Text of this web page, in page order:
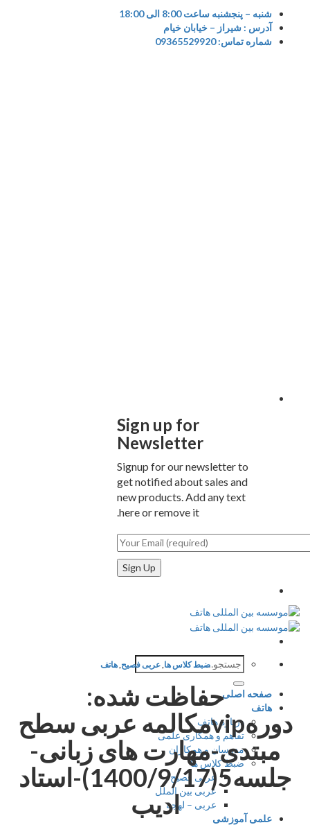
شنبه – پنجشنبه ساعت 8:00 الی 18:00
آدرس : شیراز – خیابان خیام
شماره تماس: 09365529920
Sign up for
Newsletter
Signup for our newsletter to
get notified about sales and
new products. Add any text
here or remove it.
جستجو
برای:
صفحه اصلی
هاتف
درباره هاتف
تفاهم و همکاری علمی
مدرسان و همکاران
ضبط کلاس ها
عربی فصیح
عربی بین الملل
عربی – لهجه
علمی آموزشی
ضبط کلاس ها,عربی فصیح,هاتف
حفاظت شده:
دورهvipمکالمه عربی سطح
مبتدی-مهارت های زبانی-
جلسه5(1400/9/17)-استاد
ادیب